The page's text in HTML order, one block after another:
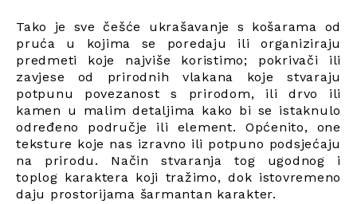
Tako je sve češće ukrašavanje s košarama od
pruća u kojima se poredaju ili organiziraju
predmeti koje najviše koristimo; pokrivači ili
zavjese od prirodnih vlakana koje stvaraju
potpunu povezanost s prirodom, ili drvo ili
kamen u malim detaljima kako bi se istaknulo
određeno područje ili element. Općenito, one
teksture koje nas izravno ili potpuno podsjećaju
na prirodu. Način stvaranja tog ugodnog i
toplog karaktera koji tražimo, dok istovremeno
daju prostorijama šarmantan karakter.